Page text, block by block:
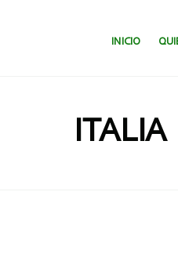
SALTAR AL
INICIO
ITALIA